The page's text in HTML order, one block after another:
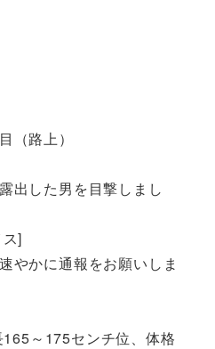
（路上）
出した男を目撃しまし
]
やかに通報をお願いしま
～175センチ位、体格